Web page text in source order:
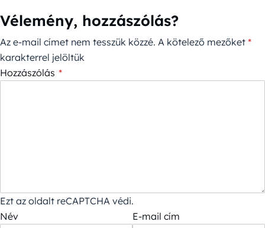
Vélemény, hozzászólás?
Az e-mail címet nem tesszük közzé. A kötelező mezőket *
karakterrel jelöltük
Hozzászólás *
Ezt az oldalt reCAPTCHA védi.
Név
E-mail cím